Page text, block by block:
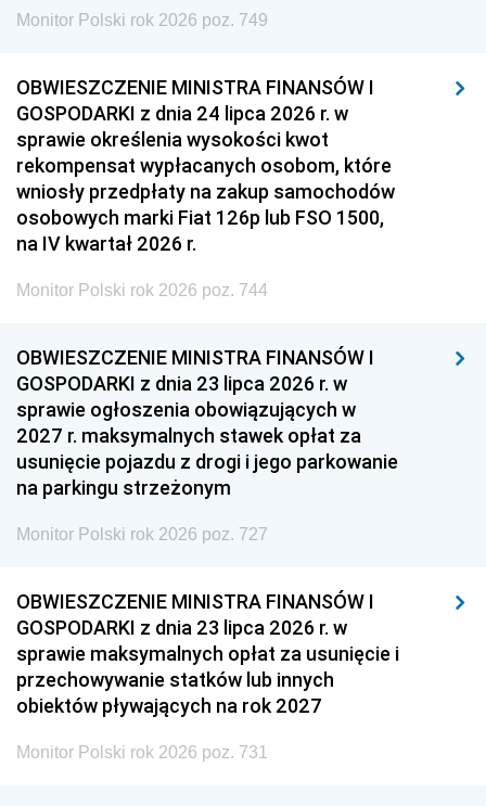
Monitor Polski rok 2026 poz. 749
OBWIESZCZENIE MINISTRA FINANSÓW I
GOSPODARKI z dnia 24 lipca 2026 r. w
sprawie określenia wysokości kwot
rekompensat wypłacanych osobom, które
wniosły przedpłaty na zakup samochodów
osobowych marki Fiat 126p lub FSO 1500,
na IV kwartał 2026 r.
Monitor Polski rok 2026 poz. 744
OBWIESZCZENIE MINISTRA FINANSÓW I
GOSPODARKI z dnia 23 lipca 2026 r. w
sprawie ogłoszenia obowiązujących w
2027 r. maksymalnych stawek opłat za
usunięcie pojazdu z drogi i jego parkowanie
na parkingu strzeżonym
Monitor Polski rok 2026 poz. 727
OBWIESZCZENIE MINISTRA FINANSÓW I
GOSPODARKI z dnia 23 lipca 2026 r. w
sprawie maksymalnych opłat za usunięcie i
przechowywanie statków lub innych
obiektów pływających na rok 2027
Monitor Polski rok 2026 poz. 731